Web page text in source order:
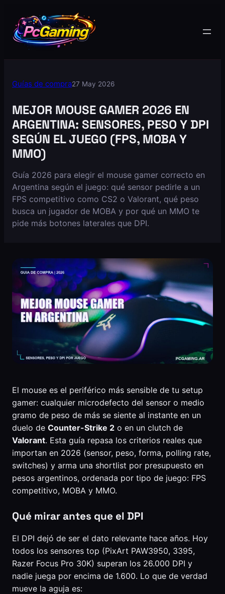
Guías de compra27 May 2026
MEJOR MOUSE GAMER 2026 EN
ARGENTINA: SENSORES, PESO Y DPI
SEGÚN EL JUEGO (FPS, MOBA Y
MMO)
Guía 2026 para elegir el mouse gamer correcto en
Argentina según el juego: qué sensor pedirle a un
FPS competitivo como CS2 o Valorant, qué peso
busca un jugador de MOBA y por qué un MMO te
pide más botones laterales que DPI.
El mouse es el periférico más sensible de tu setup
gamer: cualquier microdefecto del sensor o medio
gramo de peso de más se siente al instante en un
duelo de Counter-Strike 2 o en un clutch de
Valorant. Esta guía repasa los criterios reales que
importan en 2026 (sensor, peso, forma, polling rate,
switches) y arma una shortlist por presupuesto en
pesos argentinos, ordenada por tipo de juego: FPS
competitivo, MOBA y MMO.
Qué mirar antes que el DPI
El DPI dejó de ser el dato relevante hace años. Hoy
todos los sensores top (PixArt PAW3950, 3395,
Razer Focus Pro 30K) superan los 26.000 DPI y
nadie juega por encima de 1.600. Lo que de verdad
mueve la aguja es: